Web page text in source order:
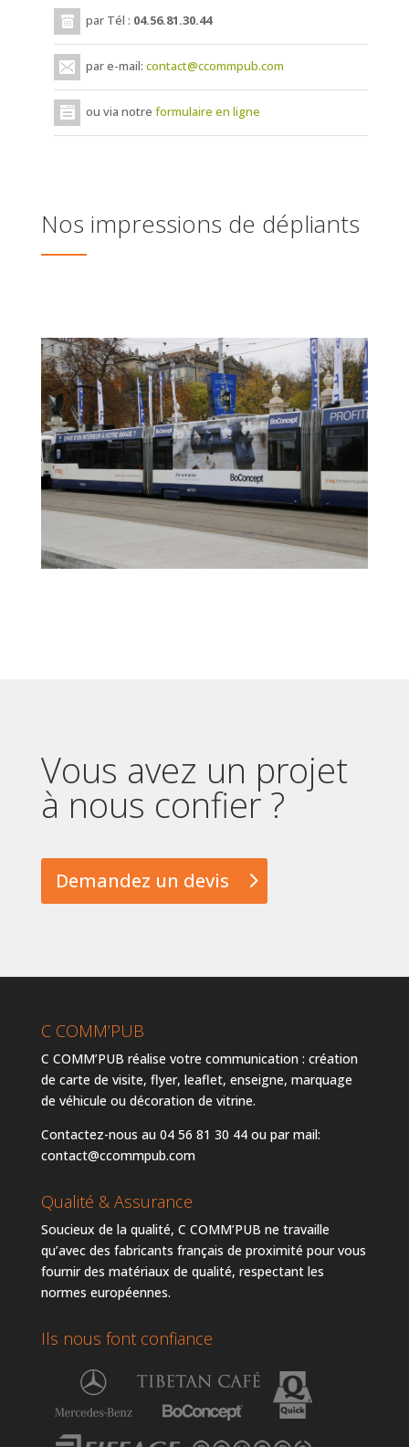
par Tél : 04.56.81.30.44
par e-mail: contact@ccommpub.com
ou via notre formulaire en ligne
Nos impressions de dépliants
Vous avez un projet
à nous confier ?
Demandez un devis
C COMM’PUB
C COMM’PUB réalise votre communication : création
de carte de visite, flyer, leaflet, enseigne, marquage
de véhicule ou décoration de vitrine.
Contactez-nous au 04 56 81 30 44 ou par mail:
contact@ccommpub.com
Qualité & Assurance
Soucieux de la qualité, C COMM’PUB ne travaille
qu’avec des fabricants français de proximité pour vous
fournir des matériaux de qualité, respectant les
normes européennes.
Ils nous font confiance